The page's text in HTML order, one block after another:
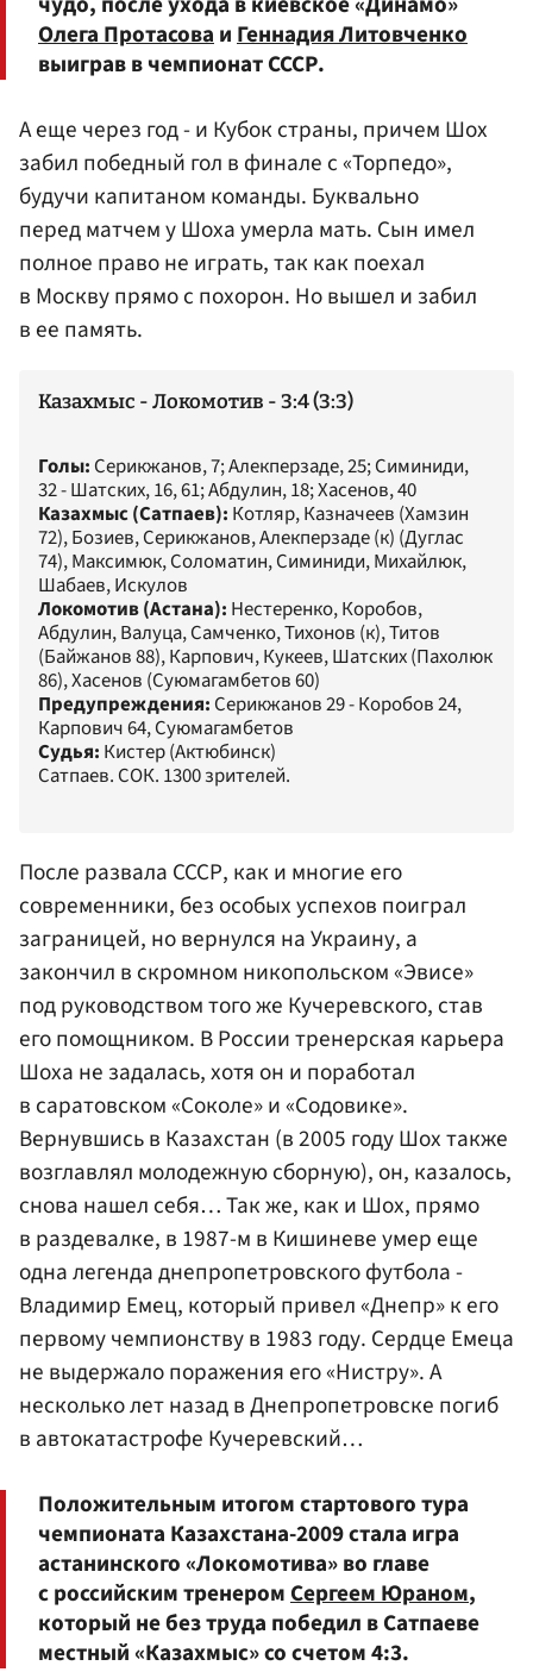
Олега ПротасоваиГеннадия Литовченко
выиграв в чемпионат СССР.
А еще через год - и Кубок страны, причем Шох
забил победный гол в финале с «Торпедо»,
будучи капитаном команды. Буквально
перед матчем у Шоха умерла мать. Сын имел
полное право не играть, так как поехал
в Москву прямо с похорон. Но вышел и забил
в ее память.
Казахмыс - Локомотив - 3:4 (3:3)
Голы: Серикжанов, 7; Алекперзаде, 25; Симиниди,
32 - Шатских, 16, 61; Абдулин, 18; Хасенов, 40
Казахмыс (Сатпаев): Котляр, Казначеев (Хамзин
72), Бозиев, Серикжанов, Алекперзаде (к) (Дуглас
74), Максимюк, Соломатин, Симиниди, Михайлюк,
Шабаев, Искулов
Локомотив (Астана): Нестеренко, Коробов,
Абдулин, Валуца, Самченко, Тихонов (к), Титов
(Байжанов 88), Карпович, Кукеев, Шатских (Пахолюк
86), Хасенов (Суюмагамбетов 60)
Предупреждения: Серикжанов 29 - Коробов 24,
Карпович 64, Суюмагамбетов
Судья: Кистер (Актюбинск)
Сатпаев. СОК. 1300 зрителей.
После развала СССР, как и многие его
современники, без особых успехов поиграл
заграницей, но вернулся на Украину, а
закончил в скромном никопольском «Эвисе»
под руководством того же Кучеревского, став
его помощником. В России тренерская карьера
Шоха не задалась, хотя он и поработал
в саратовском «Соколе» и «Содовике».
Вернувшись в Казахстан (в 2005 году Шох также
возглавлял молодежную сборную), он, казалось,
снова нашел себя… Так же, как и Шох, прямо
в раздевалке, в 1987-м в Кишиневе умер еще
одна легенда днепропетровского футбола -
Владимир Емец, который привел «Днепр» к его
первому чемпионству в 1983 году. Сердце Емеца
не выдержало поражения его «Нистру». А
несколько лет назад в Днепропетровске погиб
в автокатастрофе Кучеревский…
Положительным итогом стартового тура
чемпионата Казахстана-2009 стала игра
астанинского «Локомотива» во главе
с российским тренеромСергеем Юраном,
который не без труда победил в Сатпаеве
местный «Казахмыс» со счетом 4:3.